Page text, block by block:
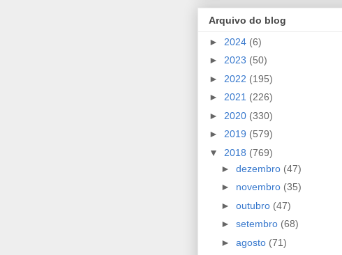
Arquivo do blog
► 2024 (6)
► 2023 (50)
► 2022 (195)
► 2021 (226)
► 2020 (330)
► 2019 (579)
▼ 2018 (769)
► dezembro (47)
► novembro (35)
► outubro (47)
► setembro (68)
► agosto (71)